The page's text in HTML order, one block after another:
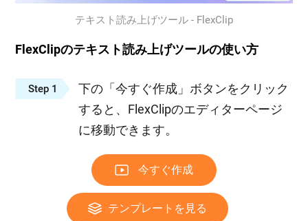
テキスト読み上げツール - FlexClip
FlexClipのテキスト読み上げツールの使い方
Step 1
下の「今すぐ作成」ボタンをクリック
すると、FlexClipのエディターページ
に移動できます。
今すぐ作成
テンプレートを見る